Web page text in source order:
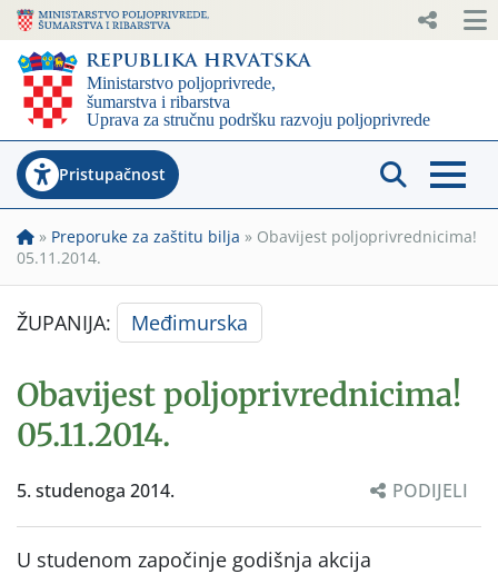
Pristupačnost
» Preporuke za zaštitu bilja » Obavijest poljoprivrednicima!
05.11.2014.
ŽUPANIJA: Međimurska
Obavijest poljoprivrednicima!
05.11.2014.
5. studenoga 2014. PODIJELI
U studenom započinje godišnja akcija